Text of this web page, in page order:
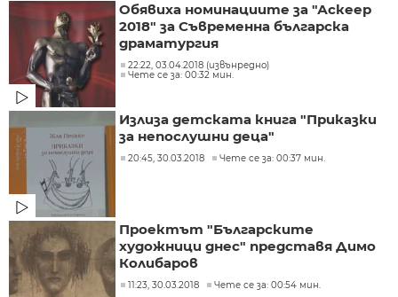
Обявиха номинациите за "Аскеер
2018" за Съвременна българска
драматургия
22:22, 03.04.2018 (извънредно)
Чете се за: 00:32 мин.
Излиза детската книга "Приказки
за непослушни деца"
20:45, 30.03.2018 Чете се за: 00:37 мин.
Проектът "Българските
художници днес" представя Димо
Колибаров
11:23, 30.03.2018 Чете се за: 00:54 мин.